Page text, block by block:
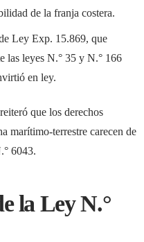
de la franja costera.
Ley Exp. 15.869, que
las leyes N.° 35 y N.° 166
en ley.
que los derechos
marítimo-terrestre carecen de
6043.
la Ley N.°